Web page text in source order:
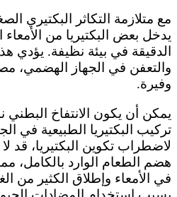
مع متلازمة التكاثر البكتيري
يدخل بعض البكتيريا من الأمعاء
الدقيقة في بيئة نظيفة. يؤدي
والتعفن في الجهاز الهضمي،
وفيرة.
يمكن أن يكون الانتفاخ البطني
تركيب البكتيريا الطبيعية في
لاضطراب تكوين البكتيريا، قد
هضم الطعام الوارد بالكامل،
في الأمعاء وإطلاق الكثير من